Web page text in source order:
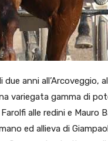
anni all’Arcoveggio,
variegata gamma di
alle redini e Mauro
ed allieva di